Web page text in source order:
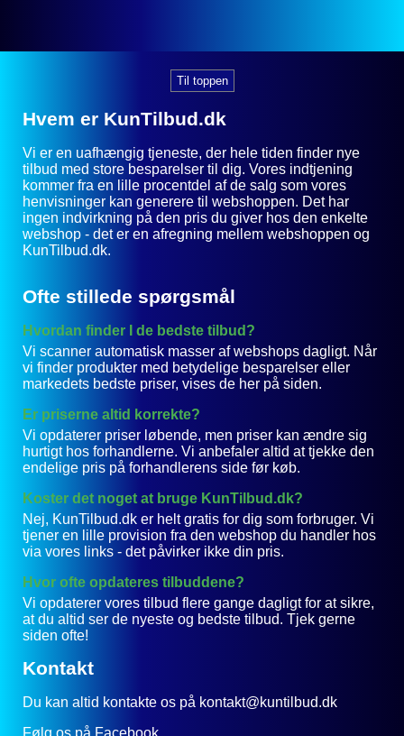
Til toppen
Hvem er KunTilbud.dk
Vi er en uafhængig tjeneste, der hele tiden finder nye
tilbud med store besparelser til dig. Vores indtjening
kommer fra en lille procentdel af de salg som vores
henvisninger kan generere til webshoppen. Det har
ingen indvirkning på den pris du giver hos den enkelte
webshop - det er en afregning mellem webshoppen og
KunTilbud.dk.
Ofte stillede spørgsmål
Hvordan finder I de bedste tilbud?
Vi scanner automatisk masser af webshops dagligt. Når
vi finder produkter med betydelige besparelser eller
markedets bedste priser, vises de her på siden.
Er priserne altid korrekte?
Vi opdaterer priser løbende, men priser kan ændre sig
hurtigt hos forhandlerne. Vi anbefaler altid at tjekke den
endelige pris på forhandlerens side før køb.
Koster det noget at bruge KunTilbud.dk?
Nej, KunTilbud.dk er helt gratis for dig som forbruger. Vi
tjener en lille provision fra den webshop du handler hos
via vores links - det påvirker ikke din pris.
Hvor ofte opdateres tilbuddene?
Vi opdaterer vores tilbud flere gange dagligt for at sikre,
at du altid ser de nyeste og bedste tilbud. Tjek gerne
siden ofte!
Kontakt
Du kan altid kontakte os på kontakt@kuntilbud.dk
Følg os på Facebook